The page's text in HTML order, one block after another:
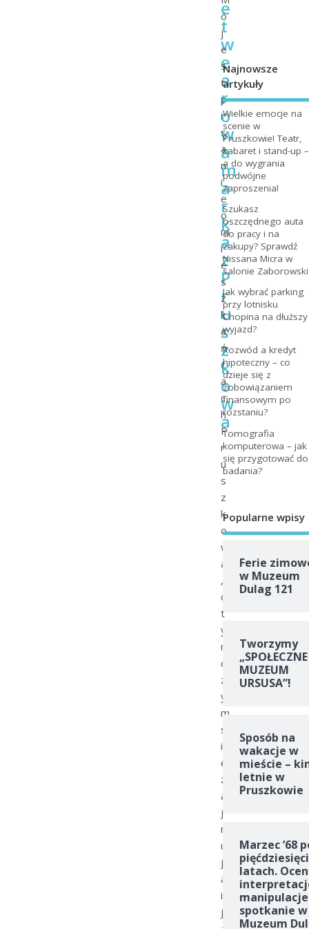
e
t
w
e
a
r
o
w
a
m
a
r
k
a
z
P
r
u
s
z
k
o
w
a
ó
j
e
s
t
p
i
s
a
n
i
e
o
m
i
e
s
z
k
a
ń
c
a
c
h
P
r
u
s
z
k
o
w
a
,
o
t
y
m
c
z
y
m
s
i
ę
z
a
j
m
u
j
ą
i
j
Najnowsze
artykuły
Wielkie emocje na
scenie w
Pruszkowie! Teatr,
kabaret i stand-up –
a do wygrania
podwójne
zaproszenia!
Szukasz
oszczędnego auta
do pracy i na
zakupy? Sprawdź
Nissana Micra w
salonie Zaborowski
Jak wybrać parking
przy lotnisku
Chopina na dłuższy
wyjazd?
Rozwód a kredyt
hipoteczny – co
dzieje się z
zobowiązaniem
finansowym po
rozstaniu?
Tomografia
komputerowa – jak
się przygotować do
badania?
Popularne wpisy
Ferie
w Muzeum
Dulag 121
Tworzymy
„SPOŁECZNE
MUZEUM
URSUSA”!
Sposób na
wakacje w
mieście –
letnie w
Pruszkowie
Marzec ’68
latach.
spotkanie w
Muzeum